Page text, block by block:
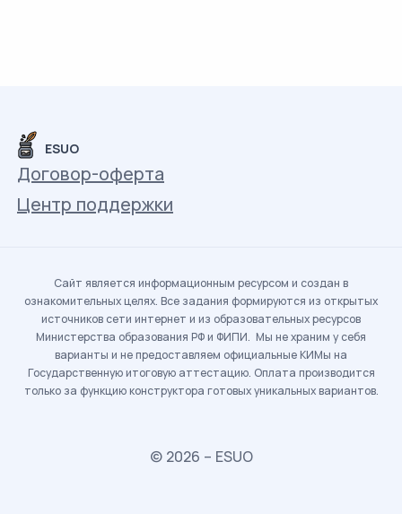
ESUO
Договор-оферта
Центр поддержки
Сайт является информационным ресурсом и создан в
ознакомительных целях. Все задания формируются из открытых
источников сети интернет и из образовательных ресурсов
Министерства образования РФ и ФИПИ. Мы не храним у себя
варианты и не предоставляем официальные КИМы на
Государственную итоговую аттестацию. Оплата производится
только за функцию конструктора готовых уникальных вариантов.
© 2026 – ESUO